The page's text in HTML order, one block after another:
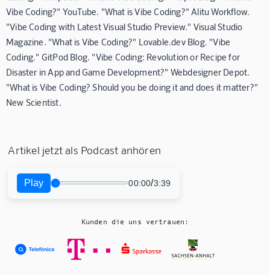
Vibe Coding?" YouTube. "What is Vibe Coding?" Alitu Workflow.
"Vibe Coding with Latest Visual Studio Preview." Visual Studio
Magazine. "What is Vibe Coding?" Lovable.dev Blog. "Vibe
Coding." GitPod Blog. "Vibe Coding: Revolution or Recipe for
Disaster in App and Game Development?" Webdesigner Depot.
"What is Vibe Coding? Should you be doing it and does it matter?"
New Scientist.
Artikel jetzt als Podcast anhören
Play 00:00/3:39
Kunden die uns vertrauen: